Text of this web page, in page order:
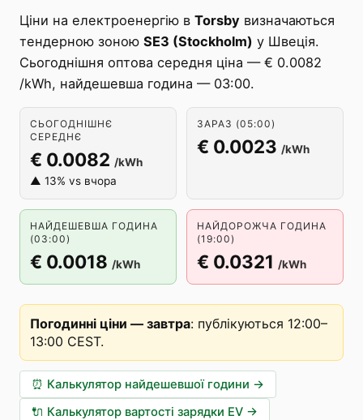
Ціни на електроенергію в Torsby визначаються
тендерною зоною SE3 (Stockholm) у Швеція.
Сьогоднішня оптова середня ціна — € 0.0082
/kWh, найдешевша година — 03:00.
СЬОГОДНІШНЄ
СЕРЕДНЄ
€ 0.0082 /kWh
▲ 13% vs вчора
ЗАРАЗ (05:00)
€ 0.0023 /kWh
НАЙДЕШЕВША ГОДИНА
(03:00)
€ 0.0018 /kWh
НАЙДОРОЖЧА ГОДИНА
(19:00)
€ 0.0321 /kWh
Погодинні ціни — завтра: публікуються 12:00–
13:00 CEST.
⏰ Калькулятор найдешевшої години →
🔌 Калькулятор вартості зарядки EV →